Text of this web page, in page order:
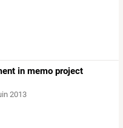
in memo project
2013